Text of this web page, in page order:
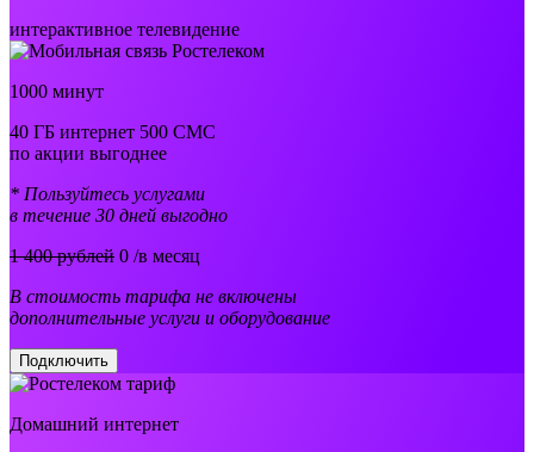
интерактивное телевидение
1000 минут
40 ГБ интернет 500 СМС
по акции выгоднее
* Пользуйтесь услугами
в течение 30 дней выгодно
1 400 рублей 0 /в месяц
В стоимость тарифа не включены
дополнительные услуги и оборудование
Подключить
Домашний интернет